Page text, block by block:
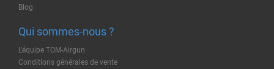
Blog
Qui sommes-nous ?
L'équipe TOM-Airgun
Conditions générales de vente